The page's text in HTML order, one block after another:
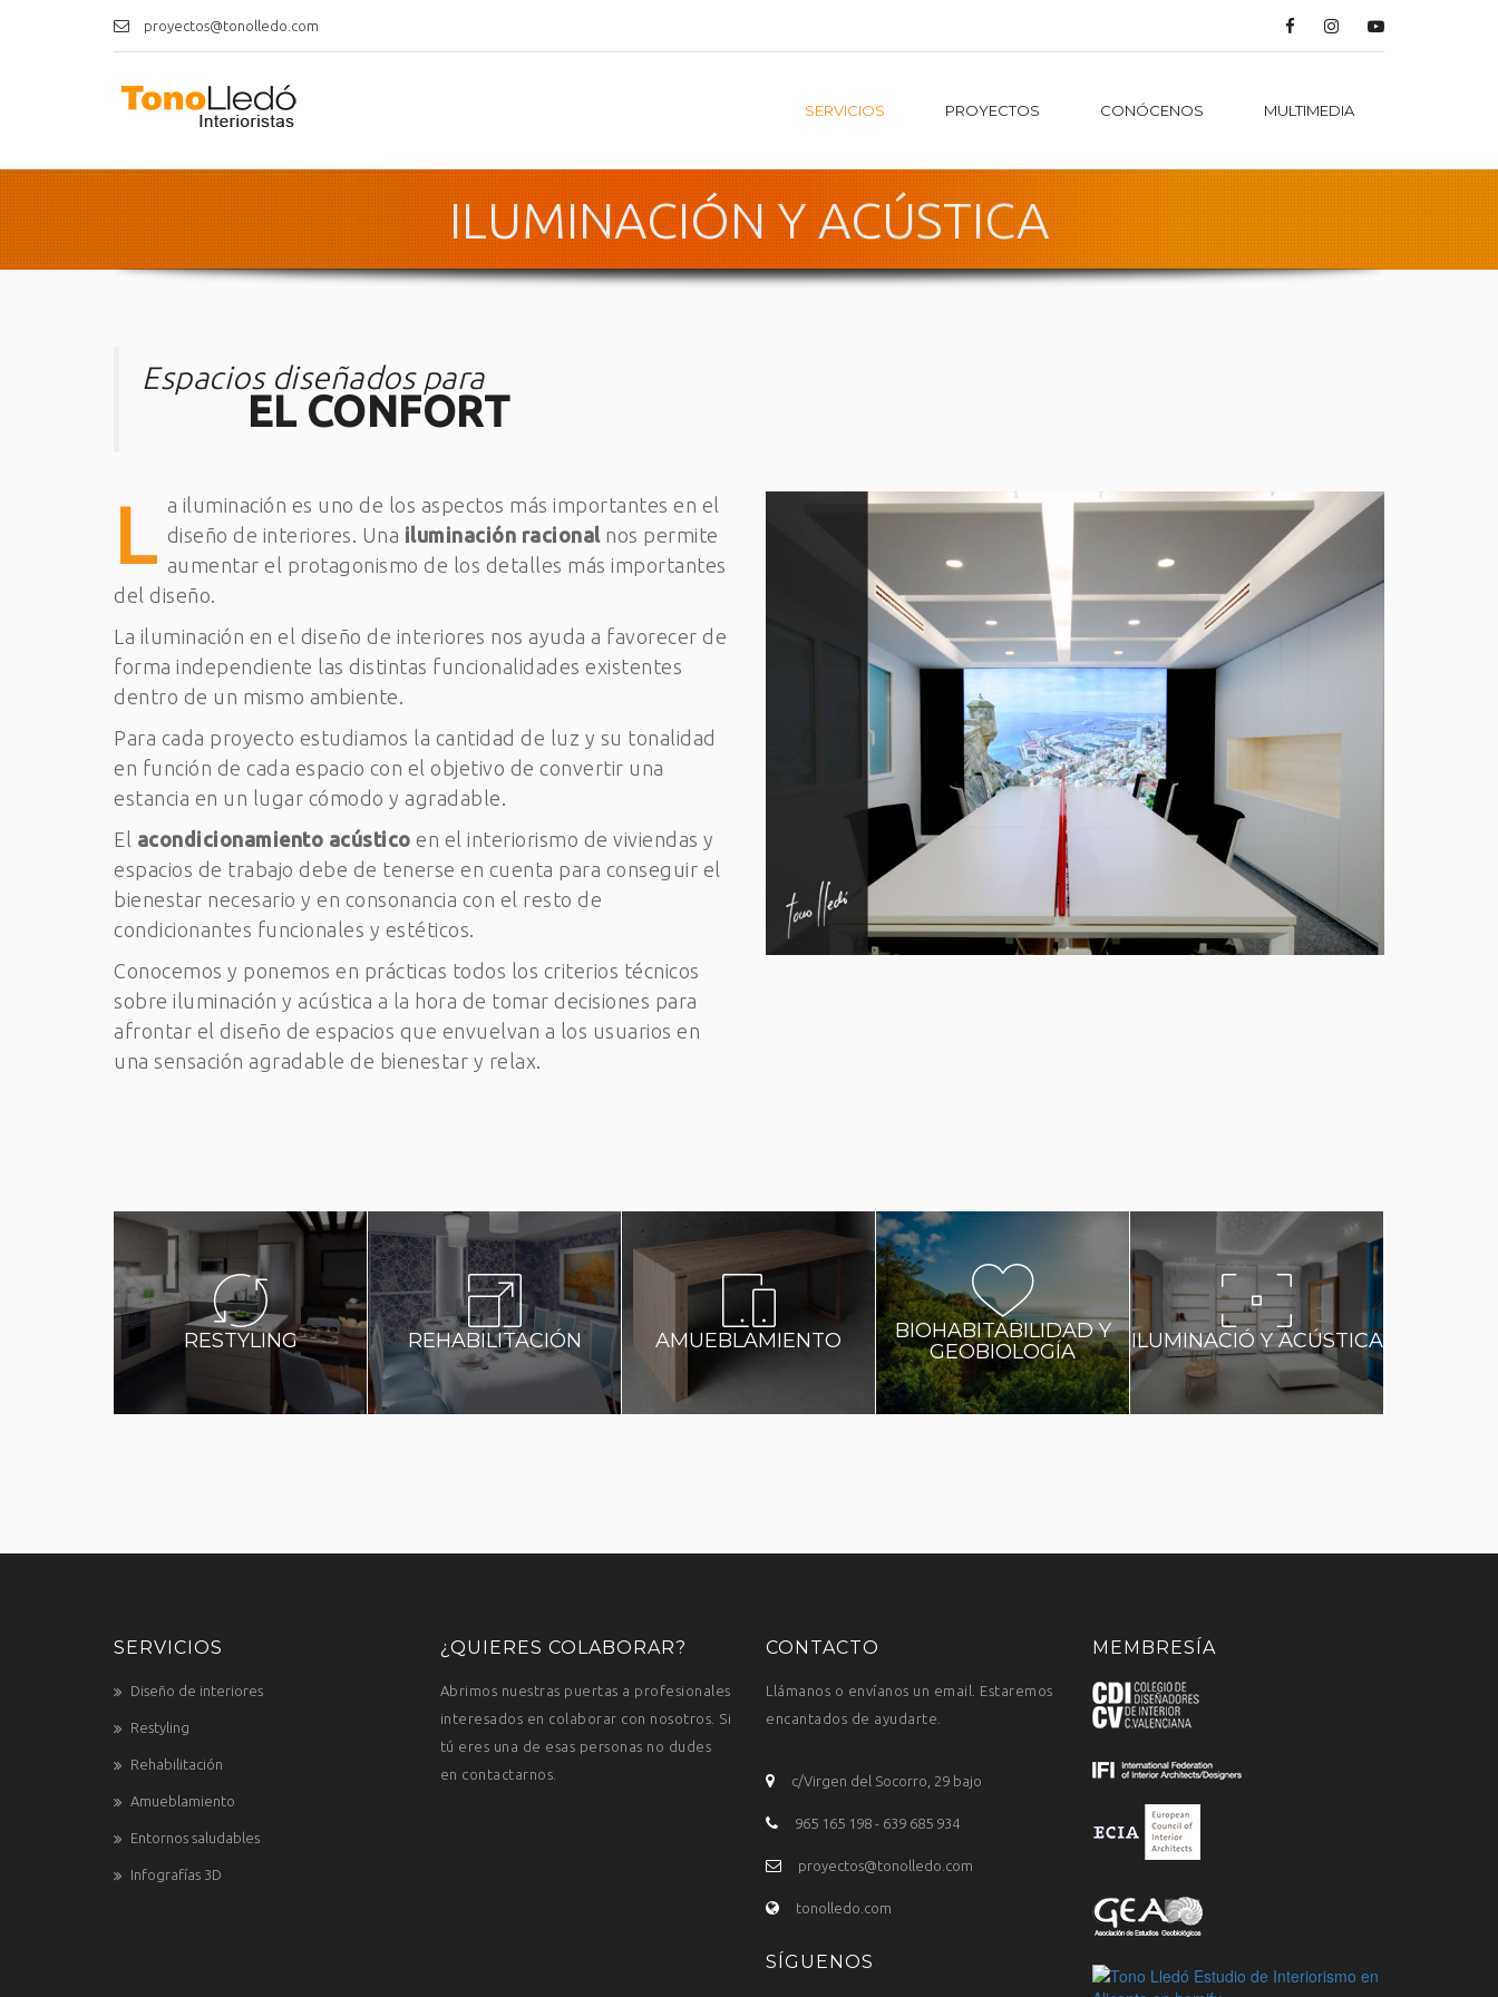
proyectos@tonolledo.com
SERVICIOS PROYECTOS CONÓCENOS MULTIMEDIA
ILUMINACIÓN Y ACÚSTICA
Espacios diseñados para
EL CONFORT
L a iluminación es uno de los aspectos más importantes en el
diseño de interiores. Una iluminación racionalnos permite
aumentar el protagonismo de los detalles más importantes
del diseño.
La iluminación en el diseño de interiores nos ayuda a favorecer de
forma independiente las distintas funcionalidades existentes
dentro de un mismo ambiente.
Para cada proyecto estudiamos la cantidad de luz y su tonalidad
en función de cada espacio con el objetivo de convertir una
estancia en un lugar cómodo y agradable.
El acondicionamiento acústico en el interiorismo de viviendas y
espacios de trabajo debe de tenerse en cuenta para conseguir el
bienestar necesario y en consonancia con el resto de
condicionantes funcionales y estéticos.
Conocemos y ponemos en prácticas todos los criterios técnicos
sobre iluminación y acústica a la hora de tomar decisiones para
afrontar el diseño de espacios que envuelvan a los usuarios en
una sensación agradable de bienestar y relax.
RESTYLING REHABILITACIÓN AMUEBLAMIENTO
BIOHABITABILIDAD Y
GEOBIOLOGÍA
ILUMINACIÓ Y ACÚSTICA
SERVICIOS
Diseño de interiores
Restyling
Rehabilitación
Amueblamiento
Entornos saludables
Infografías 3D
¿QUIERES COLABORAR?
Abrimos nuestras puertas a profesionales
interesados en colaborar con nosotros. Si
tú eres una de esas personas no dudes
en contactarnos.
CONTACTO
Llámanos o envíanos un email. Estaremos
encantados de ayudarte.
c/Virgen del Socorro, 29 bajo
965 165 198 - 639 685 934
proyectos@tonolledo.com
tonolledo.com
SÍGUENOS
MEMBRESÍA